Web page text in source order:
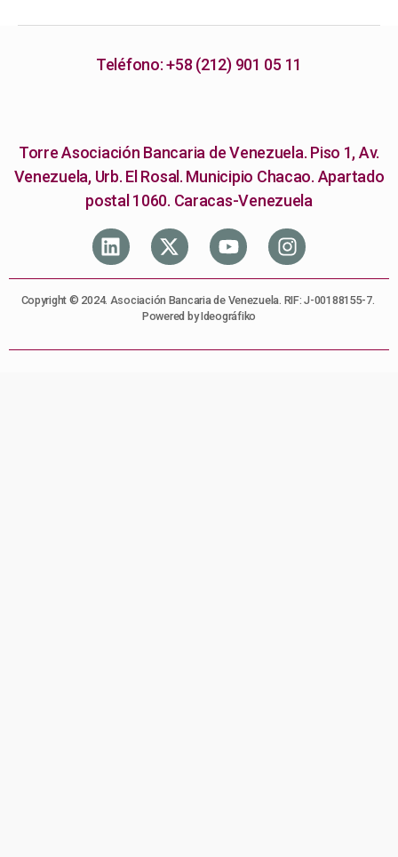
Teléfono: +58 (212) 901 05 11
Torre Asociación Bancaria de Venezuela. Piso 1, Av.
Venezuela, Urb. El Rosal. Municipio Chacao. Apartado
postal 1060. Caracas-Venezuela
Copyright © 2024. Asociación Bancaria de Venezuela. RIF: J-00188155-7.
Powered by Ideográfiko